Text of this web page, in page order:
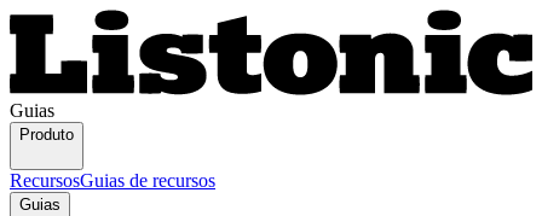
Guias
Produto
RecursosGuias de recursos
Guias